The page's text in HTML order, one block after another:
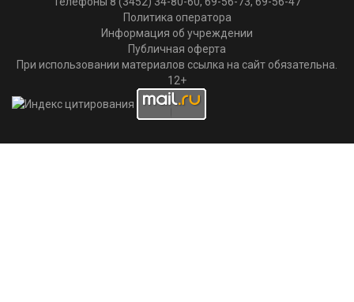
Политика оператора
Информация об учреждении
Публичная оферта
При использовании материалов ссылка на сайт обязательна.
12+